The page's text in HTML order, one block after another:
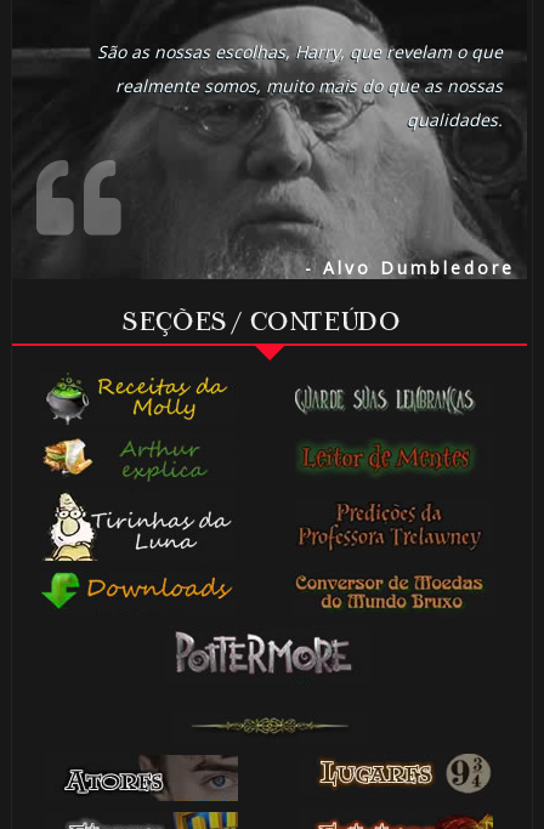
São as nossas escolhas, Harry, que revelam o que
realmente somos, muito mais do que as nossas
qualidades.
- Alvo Dumbledore
SEÇÕES / CONTEÚDO